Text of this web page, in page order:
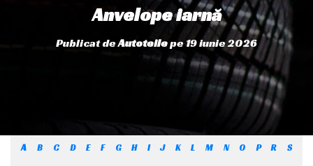
G
A
Anvelope iarnă
Publicat deAutoteilepe19 iunie 2026
A B C D E F G H I J K L M N O P R S